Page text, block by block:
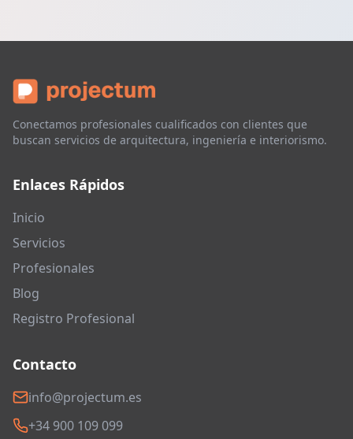
Conectamos profesionales cualificados con clientes que
buscan servicios de arquitectura, ingeniería e interiorismo.
Enlaces Rápidos
Inicio
Servicios
Profesionales
Blog
Registro Profesional
Contacto
info@projectum.es
+34 900 109 099